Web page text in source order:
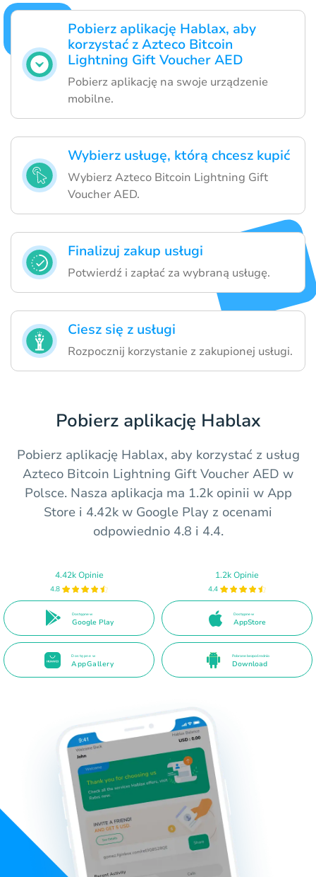
Pobierz aplikację Hablax, aby
korzystać z Azteco Bitcoin
Lightning Gift Voucher AED
Pobierz aplikację na swoje urządzenie
mobilne.
Wybierz usługę, którą chcesz kupić
Wybierz Azteco Bitcoin Lightning Gift
Voucher AED.
Finalizuj zakup usługi
Potwierdź i zapłać za wybraną usługę.
Ciesz się z usługi
Rozpocznij korzystanie z zakupionej usługi.
Pobierz aplikację Hablax
Pobierz aplikację Hablax, aby korzystać z usług
Azteco Bitcoin Lightning Gift Voucher AED w
Polsce. Nasza aplikacja ma 1.2k opinii w App
Store i 4.42k w Google Play z ocenami
odpowiednio 4.8 i 4.4.
4.42k Opinie
4.8
Dostępne w
Google Play
1.2k Opinie
4.4
Dostępne w
AppStore
Dostępne w
AppGallery
Pobrane bezpośrednio
Download